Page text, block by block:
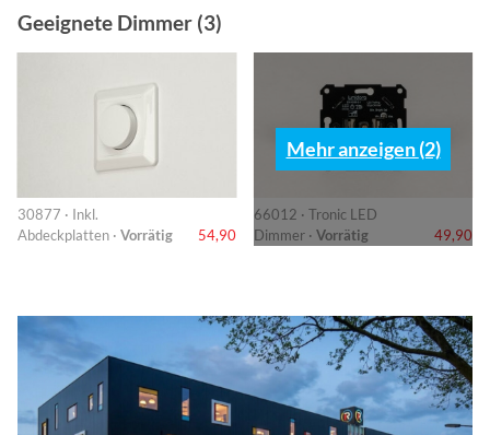
Geeignete Dimmer (3)
30877 · Inkl.
Abdeckplatten · Vorrätig 54,90
66012 · Tronic LED
Dimmer · Vorrätig 49,90
Mehr anzeigen (2)